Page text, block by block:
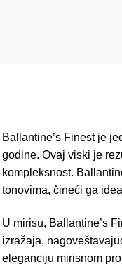
Ballantine’s Finest je
godine. Ovaj viski je
kompleksnost.
tonovima, čineći ga
U mirisu, Ballantine’s
izražaja,
eleganciju mirisnom